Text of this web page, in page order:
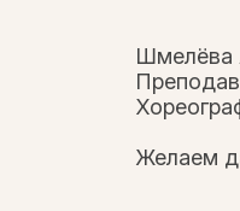
Шмелёва
Желаем